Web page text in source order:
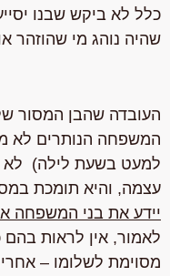
כלל לא ביקש שבנו
שהיה נוהג מי שהוזהר
העובדה שהבן המסור
המשפחה הנותרים לא
למעט בשעת לילה) לא
עצמה, והיא תומכת
יידע את בני המשפחה
לאמור, אין לראות
מסוימת לשלומו –